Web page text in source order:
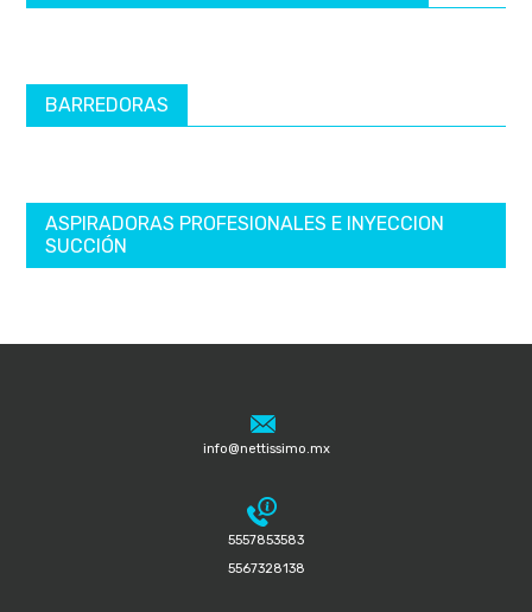
BARREDORAS
ASPIRADORAS PROFESIONALES E INYECCION
SUCCIÓN
info@nettissimo.mx
5557853583
5567328138